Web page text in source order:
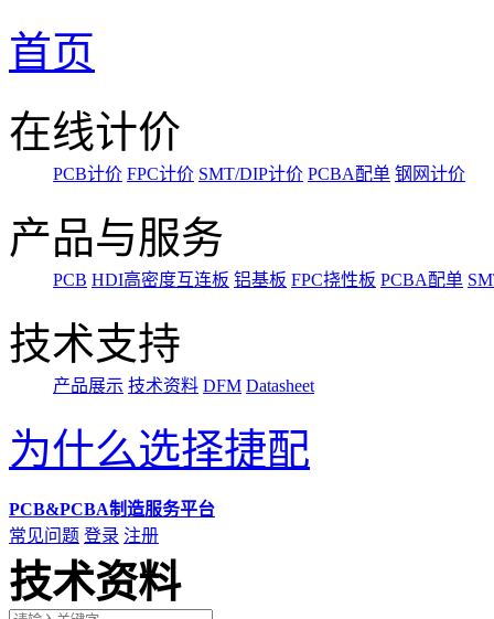
首页
在线计价
PCB计价 FPC计价 SMT/DIP计价 PCBA配单 钢网计价
产品与服务
PCB HDI高密度互连板 铝基板 FPC挠性板 PCBA配单
技术支持
产品展示 技术资料 DFM Datasheet
为什么选择捷配
PCB&PCBA制造服务平台
常见问题 登录 注册
技术资料